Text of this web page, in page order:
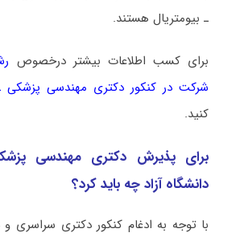
ـ بیومتریال هستند.
برای کسب اطلاعات بیشتر درخصوص
شرکت در کنکور دکتری ﻣﻬﻨﺪسی پزشکی ـ
کنید.
برای پذیرش دکتری ﻣﻬﻨﺪسی
دانشگاه آزاد چه باید کرد؟
با توجه به ادغام کنکور دکتری سراسری و